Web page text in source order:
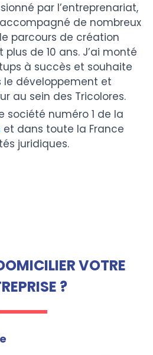
par l’entreprenariat,
accompagné de nombreux
parcours de création
de 10 ans. J’ai monté
à succès et souhaite
développement et
au sein des Tricolores.
société numéro 1 de la
et dans toute la France
juridiques.
VOTRE
?